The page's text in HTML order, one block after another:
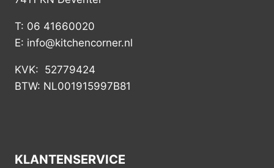
T: 06 41660020
E: info@kitchencorner.nl
KVK: 52779424
BTW: NL001915997B81
KLANTENSERVICE